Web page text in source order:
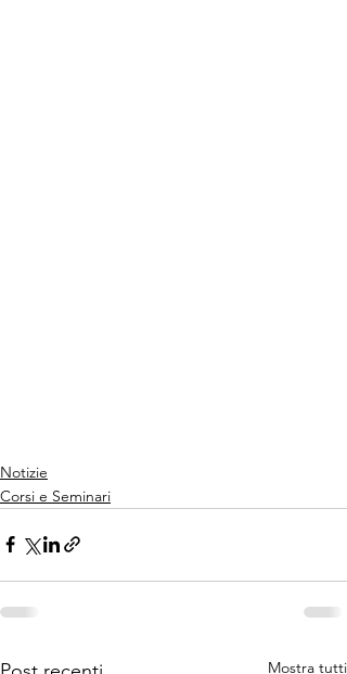
Notizie
Corsi e Seminari
Mostra tutti